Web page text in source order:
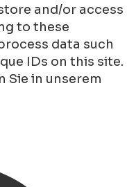
and/or access
to these
data such
IDs on this site.
in unserem